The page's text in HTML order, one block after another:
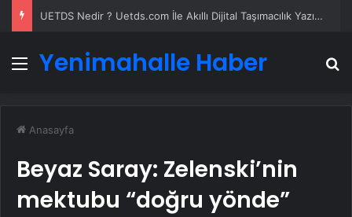
UETDS Nedir ? Uetds.com İle Akıllı Dijital Taşımacılık Yazılımı
Menü
Yenimahalle Haber
Anasayfa
Beyaz Saray: Zelenski’nin
mektubu “doğru yönde”